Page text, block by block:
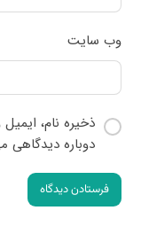
وب‌ سایت
ذخیره نام،
دوباره دیدگاهی
فرستادن دیدگاه